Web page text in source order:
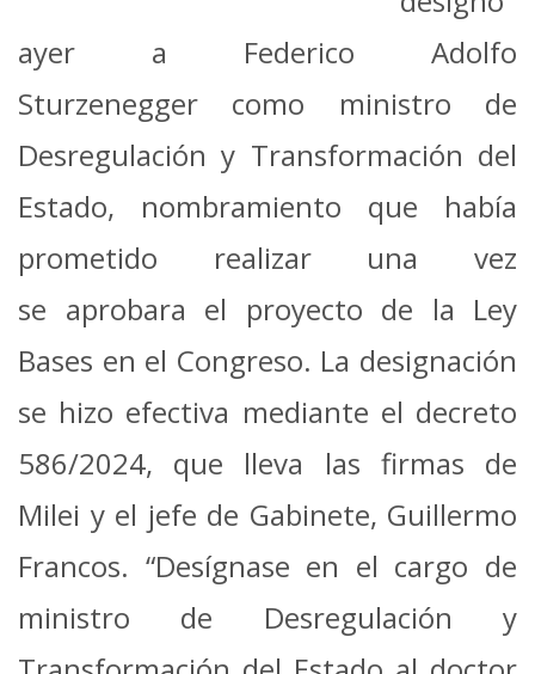
ayer a Federico Adolfo
Sturzenegger como ministro de
Desregulación y Transformación del
Estado, nombramiento que había
prometido realizar una vez
se aprobara el proyecto de la Ley
Bases en el Congreso. La designación
se hizo efectiva mediante el decreto
586/2024, que lleva las firmas de
Milei y el jefe de Gabinete, Guillermo
Francos. “Desígnase en el cargo de
ministro de Desregulación y